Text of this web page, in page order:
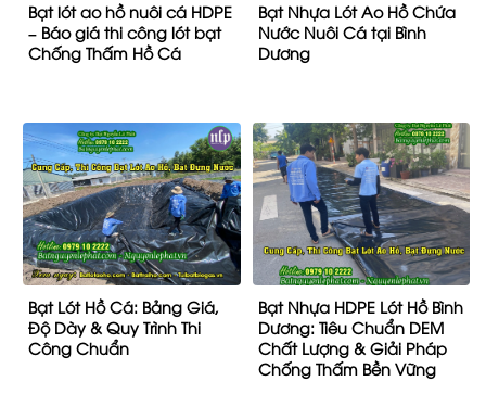
Bạt lót ao hồ nuôi cá HDPE
– Báo giá thi công lót bạt
Chống Thấm Hồ Cá
Bạt Nhựa Lót Ao Hồ Chứa
Nước Nuôi Cá tại Bình
Dương
Bạt Lót Hồ Cá: Bảng Giá,
Độ Dày & Quy Trình Thi
Công Chuẩn
Bạt Nhựa HDPE Lót Hồ Bình
Dương: Tiêu Chuẩn DEM
Chất Lượng & Giải Pháp
Chống Thấm Bền Vững